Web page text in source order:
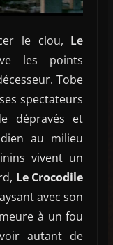
le clou, Le
les points
Tobe
spectateurs
dépravés et
au milieu
vivent un
Le Crocodile
avec son
à un fou
autant de